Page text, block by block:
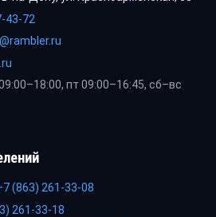
43-72
пт 09:00–16:45, сб–вс
(863) 261-33-08
261-33-18